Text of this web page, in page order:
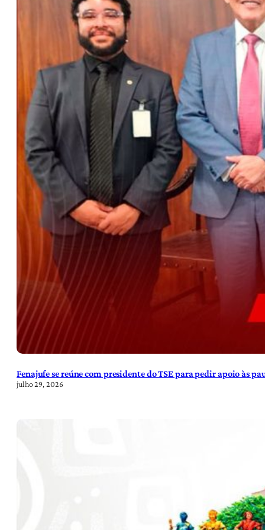
Fenajufe se reúne com presidente do TSE para pedir apoio às
julho 29, 2026